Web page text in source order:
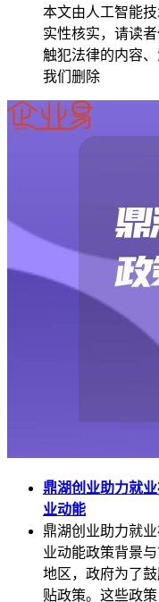
本文由人工智能
实性核实，请读
触犯法律的内容
我们删除
鼎湖创业助力就
业动能
鼎湖创业助力就
业动能政策背景
地区，政府为了
贴政策。这些政